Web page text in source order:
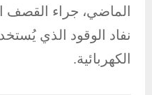
الماضي، جراء القصف
نفاد الوقود الذي
الكهربائية.